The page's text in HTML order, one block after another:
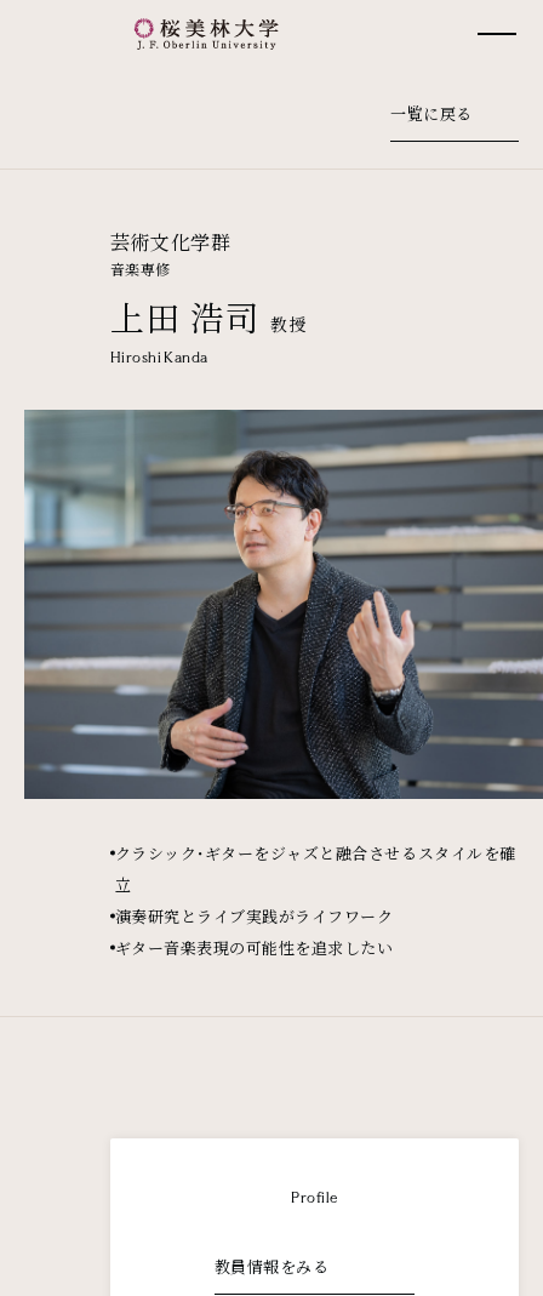
桜美林大学 トップページ
一覧に戻る
芸術文化学群
音楽専修
上田 浩司教授
Hiroshi Kanda
クラシック・ギターをジャズと融合させるスタイルを確
立
演奏研究とライブ実践がライフワーク
ギター音楽表現の可能性を追求したい
Profile
教員情報をみる